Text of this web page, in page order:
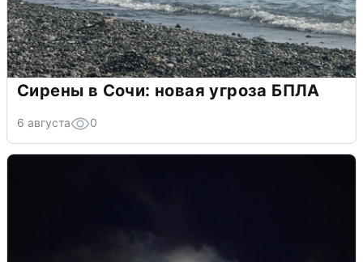
Сирены в Сочи: новая угроза БПЛА
6 августа 0